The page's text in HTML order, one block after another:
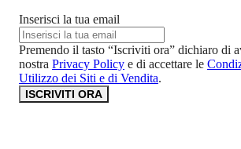
Inserisci la tua email
Premendo il tasto “Iscriviti ora” dichiaro di
nostra Privacy Policy e di accettare le
Utilizzo dei Siti e di Vendita.
ISCRIVITI ORA